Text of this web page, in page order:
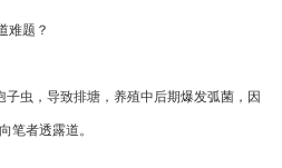
难题？
虫，导致排塘，养殖中后期爆发弧菌，因
笔者透露道。